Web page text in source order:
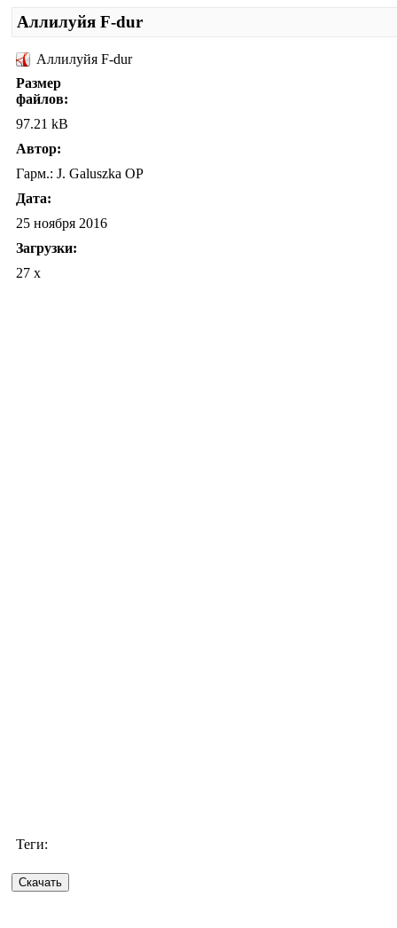
Аллилуйя F-dur
Аллилуйя F-dur
Размер
файлов:
97.21 kB
Автор:
Гарм.: J. Galuszka OP
Дата:
25 ноября 2016
Загрузки:
27 x
Теги: